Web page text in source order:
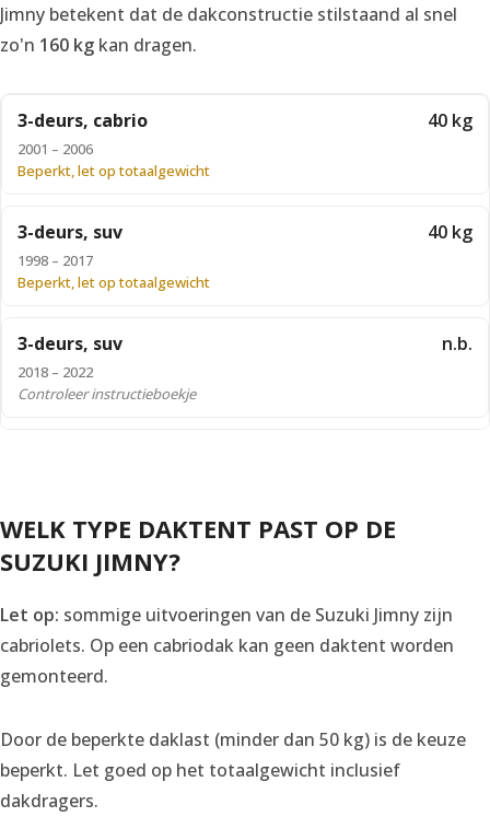
Jimny betekent dat de dakconstructie stilstaand al snel
zo'n 160 kg kan dragen.
3-deurs, cabrio
2001 – 2006
40 kg
Beperkt, let op totaalgewicht
3-deurs, suv
1998 – 2017
40 kg
Beperkt, let op totaalgewicht
3-deurs, suv
2018 – 2022
n.b.
Controleer instructieboekje
WELK TYPE DAKTENT PAST OP DE
SUZUKI JIMNY?
Let op: sommige uitvoeringen van de Suzuki Jimny zijn
cabriolets. Op een cabriodak kan geen daktent worden
gemonteerd.
Door de beperkte daklast (minder dan 50 kg) is de keuze
beperkt. Let goed op het totaalgewicht inclusief
dakdragers.